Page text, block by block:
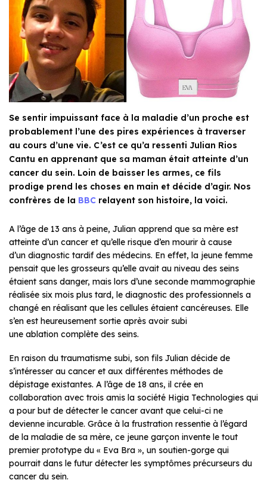
Se sentir impuissant face à la maladie d’un proche est
probablement l’une des pires expériences à traverser
au cours d’une vie. C’est ce qu’a ressenti Julian Rios
Cantu en apprenant que sa maman était atteinte d’un
cancer du sein. Loin de baisser les armes, ce fils
prodige prend les choses en main et décide d’agir. Nos
confrères de la BBC relayent son histoire, la voici.
A l’âge de 13 ans à peine, Julian apprend que sa mère est
atteinte d’un cancer et qu’elle risque d’en mourir à cause
d’un diagnostic tardif des médecins. En effet, la jeune femme
pensait que les grosseurs qu’elle avait au niveau des seins
étaient sans danger, mais lors d’une seconde mammographie
réalisée six mois plus tard, le diagnostic des professionnels a
changé en réalisant que les cellules étaient cancéreuses. Elle
s’en est heureusement sortie après avoir subi
une ablation complète des seins.
En raison du traumatisme subi, son fils Julian décide de
s’intéresser au cancer et aux différentes méthodes de
dépistage existantes. A l’âge de 18 ans, il crée en
collaboration avec trois amis la société Higia Technologies qui
a pour but de détecter le cancer avant que celui-ci ne
devienne incurable. Grâce à la frustration ressentie à l’égard
de la maladie de sa mère, ce jeune garçon invente le tout
premier prototype du « Eva Bra », un soutien-gorge qui
pourrait dans le futur détecter les symptômes précurseurs du
cancer du sein.